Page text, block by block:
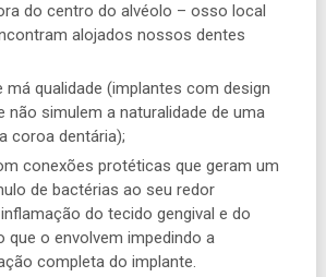
do centro do alvéolo – osso local
alojados nossos dentes
má qualidade (implantes com design
não simulem a naturalidade de uma
coroa dentária);
conexões protéticas que geram um
de bactérias ao seu redor
do tecido gengival e do
que o envolvem impedindo a
completa do implante.